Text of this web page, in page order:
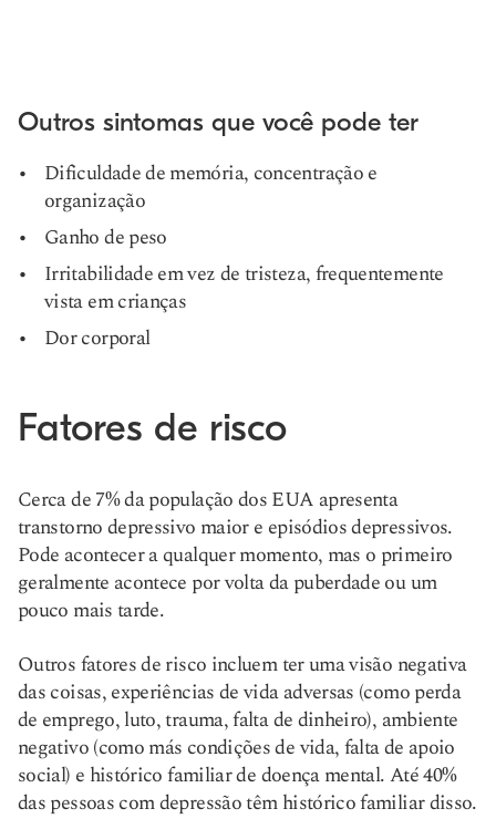
Outros sintomas que você pode ter
Dificuldade de memória, concentração e
organização
Ganho de peso
Irritabilidade em vez de tristeza, frequentemente
vista em crianças
Dor corporal
Fatores de risco
Cerca de 7% da população dos EUA apresenta
transtorno depressivo maior e episódios depressivos.
Pode acontecer a qualquer momento, mas o primeiro
geralmente acontece por volta da puberdade ou um
pouco mais tarde.
Outros fatores de risco incluem ter uma visão negativa
das coisas, experiências de vida adversas (como perda
de emprego, luto, trauma, falta de dinheiro), ambiente
negativo (como más condições de vida, falta de apoio
social) e histórico familiar de doença mental. Até 40%
das pessoas com depressão têm histórico familiar disso.